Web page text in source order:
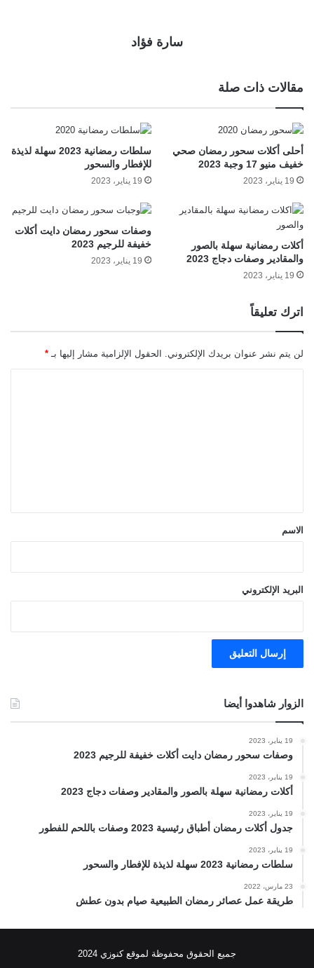
سارة فؤاد
مقالات ذات صلة
أحلى أكلات سحور رمضان صحي
خفيف منيو 17 وجبة 2023
19 يناير، 2023
سلطات رمضانية 2023 سهلة لذيذة
للإفطار والسحور
19 يناير، 2023
أكلات رمضانية سهلة بالصور
والمقادير وصفات دجاج 2023
19 يناير، 2023
وصفات سحور رمضان دايت أكلات
خفيفة للرجيم 2023
19 يناير، 2023
اترك تعليقاً
لن يتم نشر عنوان بريدك الإلكتروني. الحقول الإلزامية مشار إليها بـ *
*الاسم
البريد الإلكتروني
الزوار شاهدوا أيضا
19 يناير، 2023
وصفات سحور رمضان دايت أكلات خفيفة للرجيم 2023
19 يناير، 2023
أكلات رمضانية سهلة بالصور والمقادير وصفات دجاج 2023
19 يناير، 2023
جدول أكلات رمضان أطباق رئيسية 2023 وصفات باللحم للفطور
19 يناير، 2023
سلطات رمضانية 2023 سهلة لذيذة للإفطار والسحور
23 مارس، 2022
طريقة عمل عصائر رمضان الطبيعية صيام بدون عطش
جميع الحقوق محفوظة لموقع كنوزي 2024